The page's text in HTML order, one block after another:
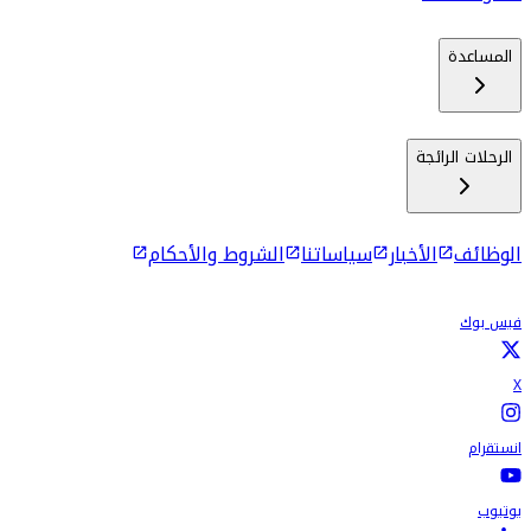
المساعدة
الرحلات الرائجة
الوظائف الأخبار سياساتنا الشروط والأحكام
فيس بوك
X
انستقرام
يوتيوب